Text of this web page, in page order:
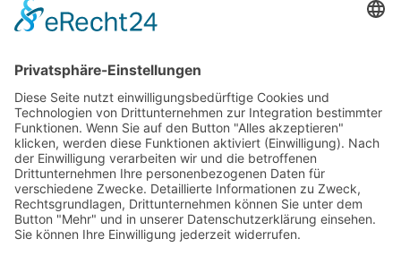
Liebe Mitglieder der WerteUnion, wenn wir heute
und morgen Ostern feiern, gedenken wir des tiefen
Kerns dieses Festes: der Auferstehung Jesu Christi,
die für Christen weltweit das Zeichen der Hoffnung,
[…]